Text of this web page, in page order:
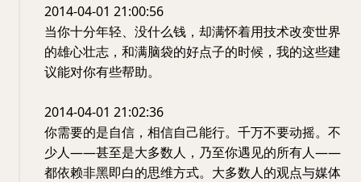
2014-04-01 21:00:56
当你十分年轻、没什么钱，却满怀着用技术改变世界
的雄心壮志，和满脑袋的好点子的时候，我的这些建
议能对你有些帮助。
2014-04-01 21:02:36
你需要的是自信，相信自己能行。千万不要动摇。不
少人——甚至是大多数人，乃至你遇见的所有人——
都依赖非黑即白的思维方式。大多数人的观点与媒体